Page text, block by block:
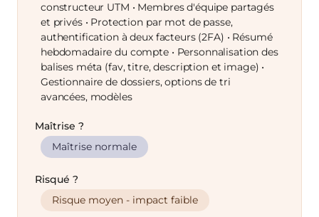
constructeur UTM • Membres d'équipe partagés
et privés • Protection par mot de passe,
authentification à deux facteurs (2FA) • Résumé
hebdomadaire du compte • Personnalisation des
balises méta (fav, titre, description et image) •
Gestionnaire de dossiers, options de tri
avancées, modèles
Maîtrise ?
Maîtrise normale
Risqué ?
Risque moyen - impact faible